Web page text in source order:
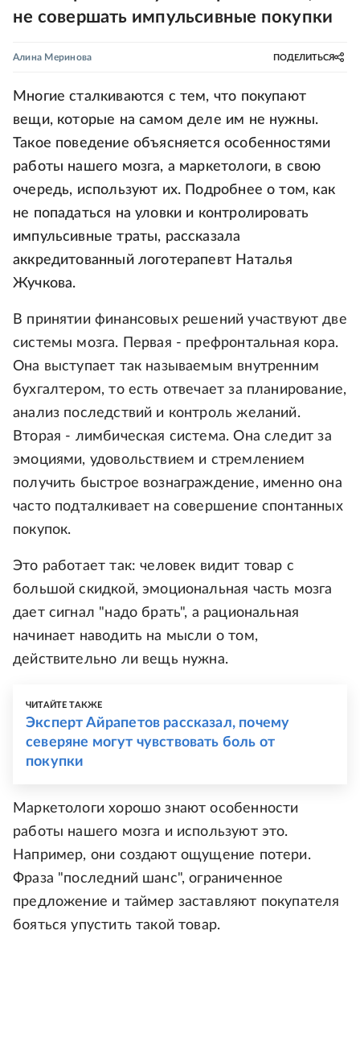
не совершать импульсивные покупки
Алина Меринова ПОДЕЛИТЬСЯ
Многие сталкиваются с тем, что покупают
вещи, которые на самом деле им не нужны.
Такое поведение объясняется особенностями
работы нашего мозга, а маркетологи, в свою
очередь, используют их. Подробнее о том, как
не попадаться на уловки и контролировать
импульсивные траты, рассказала
аккредитованный логотерапевт Наталья
Жучкова.
В принятии финансовых решений участвуют две
системы мозга. Первая - префронтальная кора.
Она выступает так называемым внутренним
бухгалтером, то есть отвечает за планирование,
анализ последствий и контроль желаний.
Вторая - лимбическая система. Она следит за
эмоциями, удовольствием и стремлением
получить быстрое вознаграждение, именно она
часто подталкивает на совершение спонтанных
покупок.
Это работает так: человек видит товар с
большой скидкой, эмоциональная часть мозга
дает сигнал "надо брать", а рациональная
начинает наводить на мысли о том,
действительно ли вещь нужна.
ЧИТАЙТЕ ТАКЖЕ
Эксперт Айрапетов рассказал, почему
северяне могут чувствовать боль от
покупки
Маркетологи хорошо знают особенности
работы нашего мозга и используют это.
Например, они создают ощущение потери.
Фраза "последний шанс", ограниченное
предложение и таймер заставляют покупателя
бояться упустить такой товар.